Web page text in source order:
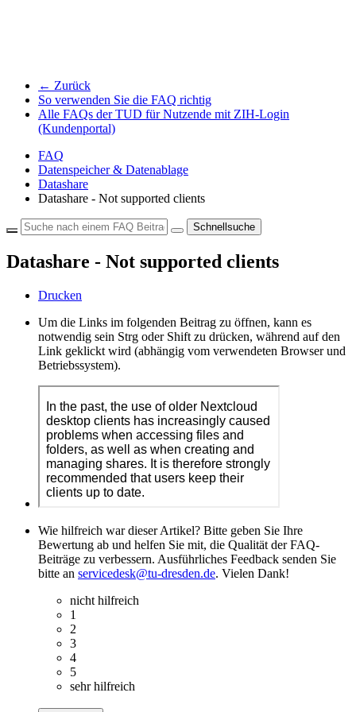
← Zurück
So verwenden Sie die FAQ richtig
Alle FAQs der TUD für Nutzende mit ZIH-Login
(Kundenportal)
FAQ
Datenspeicher & Datenablage
Datashare
Datashare - Not supported clients
Schnellsuche
Datashare - Not supported clients
Drucken
Um die Links im folgenden Beitrag zu öffnen, kann es
notwendig sein Strg oder Shift zu drücken, während auf den
Link geklickt wird (abhängig vom verwendeten Browser und
Betriebssystem).
Wie hilfreich war dieser Artikel? Bitte geben Sie Ihre
Bewertung ab und helfen Sie mit, die Qualität der FAQ-
Beiträge zu verbessern. Ausführliches Feedback senden Sie
bitte an servicedesk@tu-dresden.de. Vielen Dank!
nicht hilfreich
1
2
3
4
5
sehr hilfreich